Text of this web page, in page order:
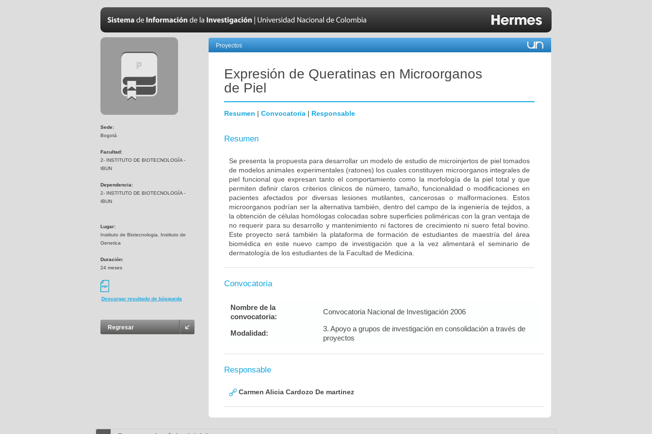
Sede:
Bogotá
Facultad:
2- INSTITUTO DE BIOTECNOLOGÍA -
IBUN
Dependencia:
2- INSTITUTO DE BIOTECNOLOGÍA -
IBUN
Lugar:
Instituto de Biotecnologia, Instituto de
Genetica
Duración:
24 meses
Descargar resultado de búsqueda
Regresar
Proyectos
Expresión de Queratinas en Microorganos
de Piel
Resumen | Convocatoria | Responsable
Resumen
Se presenta la propuesta para desarrollar un modelo de estudio de microinjertos de piel tomados
de modelos animales experimentales (ratones) los cuales constituyen microorganos integrales de
piel funcional que expresan tanto el comportamiento como la morfología de la piel total y que
permiten definir claros criterios clinicos de número, tamaño, funcionalidad o modificaciones en
pacientes afectados por diversas lesiones mutilantes, cancerosas o malformaciones. Estos
microorganos podrían ser la alternativa también, dentro del campo de la ingeniería de tejidos, a
la obtención de células homólogas colocadas sobre superficies poliméricas con la gran ventaja de
no requerir para su desarrollo y mantenimiento ni factores de crecimiento ni suero fetal bovino.
Este proyecto será también la plataforma de formación de estudiantes de maestría del área
biomédica en este nuevo campo de investigación que a la vez alimentará el seminario de
dermatología de los estudiantes de la Facultad de Medicina.
Convocatoria
Nombre de la
convocatoria:
Convocatoria Nacional de Investigación 2006
Modalidad:
3. Apoyo a grupos de investigación en consolidación a través de
proyectos
Responsable
Carmen Alicia Cardozo De martinez